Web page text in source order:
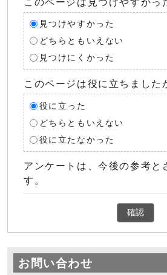
見つけやすかった
どちらともいえない
見つけにくかった
このページは役に立ちました
役に立った
どちらともいえない
役に立たなかった
アンケートは、今後の参考と
す。
確認
お問い合わせ